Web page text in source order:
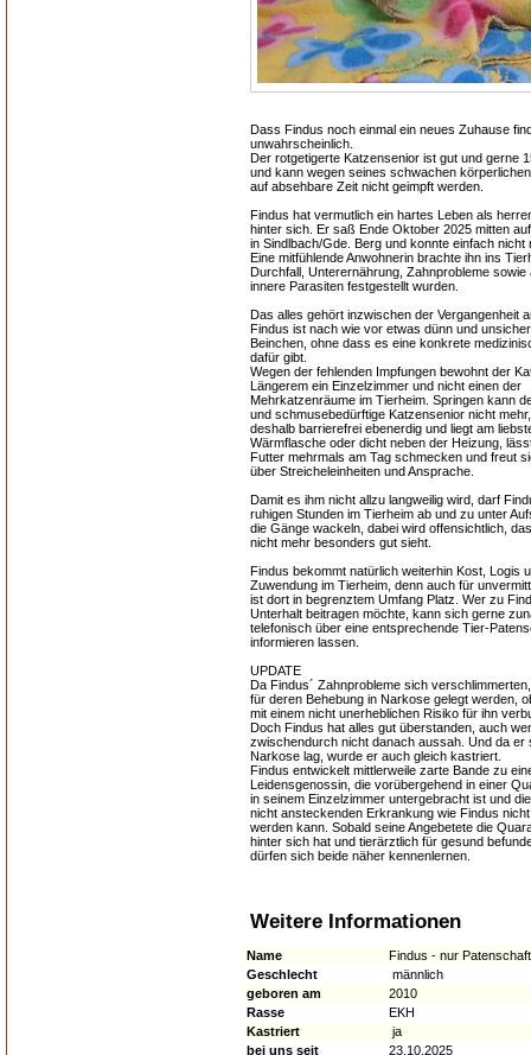
Dass Findus noch einmal ein neues Zuhause
unwahrscheinlich.
Der rotgetigerte Katzensenior ist gut und gerne
und kann wegen seines schwachen
auf absehbare Zeit nicht geimpft werden.
Findus hat vermutlich ein hartes Leben als
hinter sich. Er saß Ende Oktober 2025 mitten
in Sindlbach/Gde. Berg und konnte einfach nicht
Eine mitfühlende Anwohnerin brachte ihn ins
Durchfall, Unterernährung, Zahnprobleme sowie
innere Parasiten festgestellt wurden.
Das alles gehört inzwischen der Vergangenheit
Findus ist nach wie vor etwas dünn und
Beinchen, ohne dass es eine konkrete
dafür gibt.
Wegen der fehlenden Impfungen bewohnt der
Längerem ein Einzelzimmer und nicht einen der
Mehrkatzenräume im Tierheim. Springen kann
und schmusebedürftige Katzensenior nicht
deshalb barrierefrei ebenerdig und liegt am
Wärmflasche oder dicht neben der Heizung,
Futter mehrmals am Tag schmecken und freut
über Streicheleinheiten und Ansprache.
Damit es ihm nicht allzu langweilig wird, darf
ruhigen Stunden im Tierheim ab und zu unter
die Gänge wackeln, dabei wird offensichtlich,
nicht mehr besonders gut sieht.
Findus bekommt natürlich weiterhin Kost, Logis
Zuwendung im Tierheim, denn auch für
ist dort in begrenztem Umfang Platz. Wer zu
Unterhalt beitragen möchte, kann sich gerne
telefonisch über eine entsprechende Tier-
informieren lassen.
UPDATE
Da Findus´ Zahnprobleme sich
für deren Behebung in Narkose gelegt werden,
mit einem nicht unerheblichen Risiko für ihn
Doch Findus hat alles gut überstanden, auch
zwischendurch nicht danach aussah. Und da er
Narkose lag, wurde er auch gleich kastriert.
Findus entwickelt mittlerweile zarte Bande zu
Leidensgenossin, die vorübergehend in einer
in seinem Einzelzimmer untergebracht ist und
nicht ansteckenden Erkrankung wie Findus
werden kann. Sobald seine Angebetete die
hinter sich hat und tierärztlich für gesund
dürfen sich beide näher kennenlernen.
Weitere Informationen
Name
Findus - nur Patenschaft
Geschlecht
männlich
geboren am
2010
Rasse
EKH
Kastriert
ja
bei uns seit
23.10.2025